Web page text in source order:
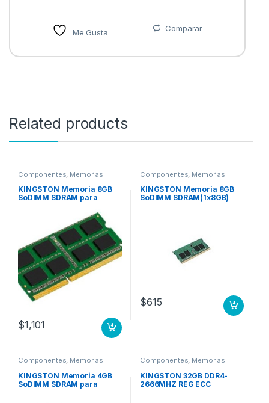
Me Gusta Comparar
Related products
Componentes, Memorias
KINGSTON Memoria 8GB
SoDIMM SDRAM para
12800 – CL1 – No ECC -sin
búfer- 204- pin- LAP
$1,101
Componentes, Memorias
KINGSTON Memoria 8GB
SoDIMM SDRAM(1x8GB)
$615
Componentes, Memorias
KINGSTON Memoria 4GB
SoDIMM SDRAM para
Componentes, Memorias
KINGSTON 32GB DDR4-
2666MHZ REG ECC